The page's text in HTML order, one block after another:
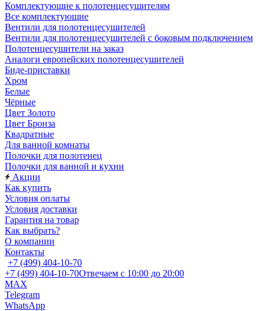
Комплектующие к полотенцесушителям
Все комплектующие
Вентили для полотенцесушителей
Вентили для полотенцесушителей с боковым подключением
Полотенцесушители на заказ
Аналоги европейских полотенцесушителей
Биде-приставки
Хром
Белые
Чёрные
Цвет Золото
Цвет Бронза
Квадратные
Для ванной комнаты
Полочки для полотенец
Полочки для ванной и кухни
Акции
Как купить
Условия оплаты
Условия доставки
Гарантия на товар
Как выбрать?
О компании
Контакты
+7 (499) 404-10-70
+7 (499) 404-10-70Отвечаем с 10:00 до 20:00
MAX
Telegram
WhatsApp